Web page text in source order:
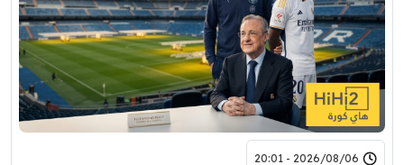
2026/08/06 - 20:01